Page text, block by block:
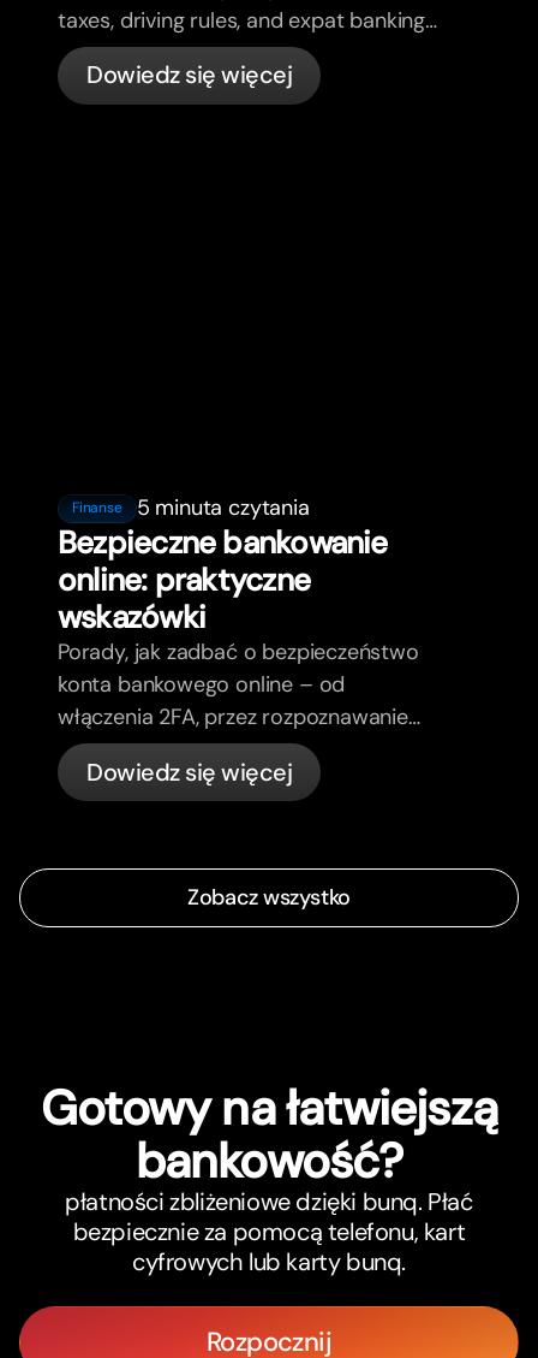
taxes, driving rules, and expat banking
in France with bunq.
Dowiedz się więcej
Finanse 5 minuta czytania
Bezpieczne bankowanie
online: praktyczne
wskazówki
Porady, jak zadbać o bezpieczeństwo
konta bankowego online – od
włączenia 2FA, przez rozpoznawanie
phishing, kontrolę kart, aż po to, co
bunq załatwia automatycznie.
Dowiedz się więcej
Zobacz wszystko
Gotowy na łatwiejszą
bankowość?
płatności zbliżeniowe dzięki bunq. Płać
bezpiecznie za pomocą telefonu, kart
cyfrowych lub karty bunq.
Rozpocznij